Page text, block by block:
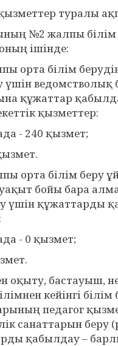
туралы
жалпы білім
ішінде:
орта білім
құжаттар
қызметтер:
- 240 қызмет;
орта білім беру
бойы бара
үшін құжаттарды
- 0 қызмет;
бастауыш,
кейінгі
педагог
санаттарын
қабылдау –